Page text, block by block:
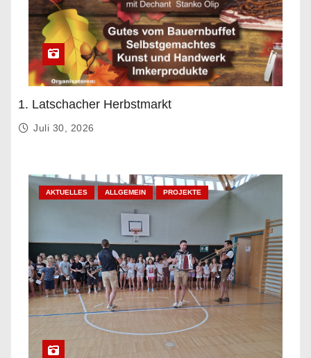
1. Latschacher Herbstmarkt
Juli 30, 2026
AKTUELLES ALLGEMEIN PROJEKTE